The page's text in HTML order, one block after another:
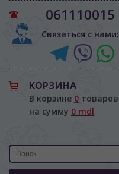
061110015
Связаться с нами:
КОРЗИНА
В корзине 0 товаров
на сумму 0 mdl